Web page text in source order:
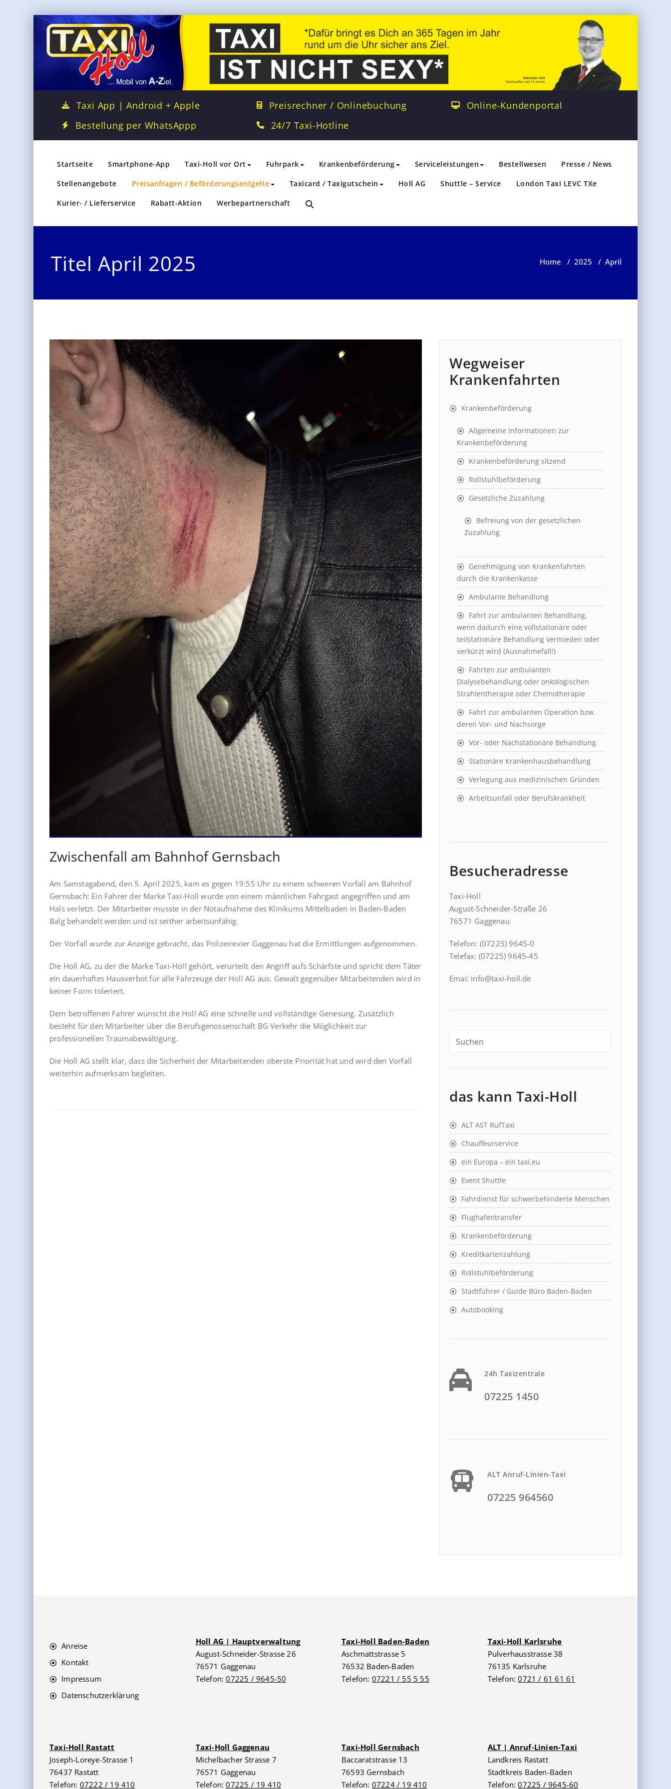
Taxi App | Android + Apple
Bestellung per WhatsAppp
Preisrechner / Onlinebuchung
24/7 Taxi-Hotline
Online-Kundenportal
Startseite Smartphone-App Taxi-Holl vor Ort Fuhrpark Krankenbeförderung Serviceleistungen Bestellwesen Presse / News
Stellenangebote Preisanfragen / Beförderungsentgelte Taxicard / Taxigutschein Holl AG Shuttle – Service London Taxi LEVC TXe
Kurier- / Lieferservice Rabatt-Aktion Werbepartnerschaft
Titel April 2025 Home / 2025 / April
Zwischenfall am Bahnhof Gernsbach
Am Samstagabend, den 5. April 2025, kam es gegen 19:55 Uhr zu einem schweren Vorfall am Bahnhof
Gernsbach: Ein Fahrer der Marke Taxi-Holl wurde von einem männlichen Fahrgast angegriffen und am
Hals verletzt. Der Mitarbeiter musste in der Notaufnahme des Klinikums Mittelbaden in Baden-Baden
Balg behandelt werden und ist seither arbeitsunfähig.
Der Vorfall wurde zur Anzeige gebracht, das Polizeirevier Gaggenau hat die Ermittlungen aufgenommen.
Die Holl AG, zu der die Marke Taxi-Holl gehört, verurteilt den Angriff aufs Schärfste und spricht dem Täter
ein dauerhaftes Hausverbot für alle Fahrzeuge der Holl AG aus. Gewalt gegenüber Mitarbeitenden wird in
keiner Form toleriert.
Dem betroffenen Fahrer wünscht die Holl AG eine schnelle und vollständige Genesung. Zusätzlich
besteht für den Mitarbeiter über die Berufsgenossenschaft BG Verkehr die Möglichkeit zur
professionellen Traumabewältigung.
Die Holl AG stellt klar, dass die Sicherheit der Mitarbeitenden oberste Priorität hat und wird den Vorfall
weiterhin aufmerksam begleiten.
Wegweiser
Krankenfahrten
Krankenbeförderung
Allgemeine Informationen zur
Krankenbeförderung
Krankenbeförderung sitzend
Rollstuhlbeförderung
Gesetzliche Zuzahlung
Befreiung von der gesetzlichen
Zuzahlung
Genehmigung von Krankenfahrten
durch die Krankenkasse
Ambulante Behandlung
Fahrt zur ambulanten Behandlung,
wenn dadurch eine vollstationäre oder
teilstationäre Behandlung vermieden oder
verkürzt wird (Ausnahmefall!)
Fahrten zur ambulanten
Dialysebehandlung oder onkologischen
Strahlentherapie oder Chemotherapie
Fahrt zur ambulanten Operation bzw.
deren Vor- und Nachsorge
Vor- oder Nachstationäre Behandlung
Stationäre Krankenhausbehandlung
Verlegung aus medizinischen Gründen
Arbeitsunfall oder Berufskrankheit
Besucheradresse
Taxi-Holl
August-Schneider-Straße 26
76571 Gaggenau
Telefon: (07225) 9645-0
Telefax: (07225) 9645-45
Emai: info@taxi-holl.de
das kann Taxi-Holl
ALT AST RufTaxi
Chauffeurservice
ein Europa – ein taxi.eu
Event Shuttle
Fahrdienst für schwerbehinderte Menschen
Flughafentransfer
Krankenbeförderung
Kreditkartenzahlung
Rollstuhlbeförderung
Stadtführer / Guide Büro Baden-Baden
Autobooking
24h Taxizentrale
07225 1450
ALT Anruf-Linien-Taxi
07225 964560
Anreise
Kontakt
Impressum
Datenschutzerklärung
Holl AG | Hauptverwaltung
August-Schneider-Strasse 26
76571 Gaggenau
Telefon:07225 / 9645-50
Taxi-Holl Baden-Baden
Aschmattstrasse 5
76532 Baden-Baden
Telefon: 07221 / 55 5 55
Taxi-Holl Karlsruhe
Pulverhausstrasse 38
76135 Karlsruhe
Telefon:0721 / 61 61 61
Taxi-Holl Rastatt
Joseph-Loreye-Strasse 1
76437 Rastatt
Telefon: 07222 / 19 410
Taxi-Holl Gaggenau
Michelbacher Strasse 7
76571 Gaggenau
Telefon:07225 / 19 410
Taxi-Holl Gernsbach
Baccaratstrasse 13
76593 Gernsbach
Telefon: 07224 / 19 410
ALT | Anruf-Linien-Taxi
Landkreis Rastatt
Stadtkreis Baden-Baden
Telefon:07225 / 9645-60